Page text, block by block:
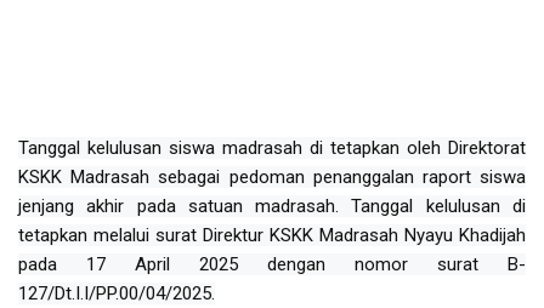
Tanggal kelulusan siswa madrasah di tetapkan oleh Direktorat
KSKK Madrasah sebagai pedoman penanggalan raport siswa
jenjang akhir pada satuan madrasah. Tanggal kelulusan di
tetapkan melalui surat Direktur KSKK Madrasah Nyayu Khadijah
pada 17 April 2025 dengan nomor surat B-
127/Dt.I.I/PP.00/04/2025.